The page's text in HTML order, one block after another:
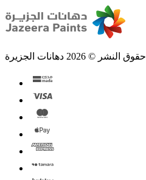
حقوق النشر © 2026 دهانات الجزيرة